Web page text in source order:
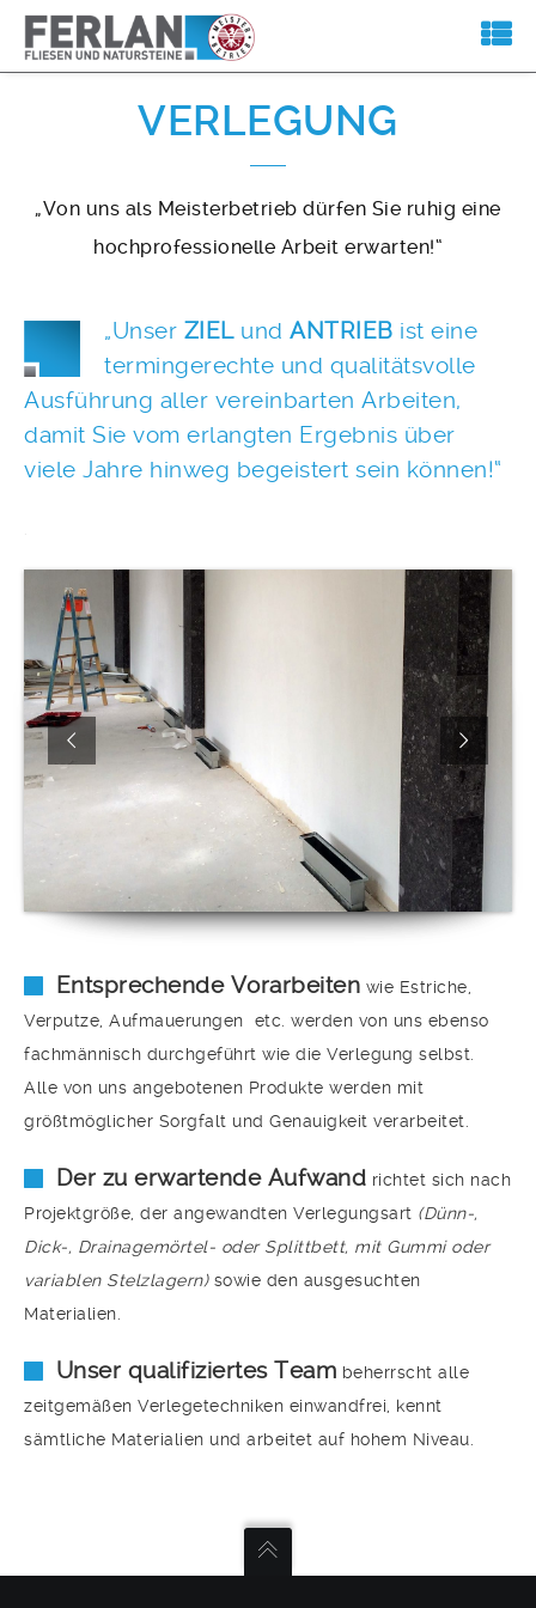
VERLEGUNG
„Von uns als Meisterbetrieb dürfen Sie ruhig eine
hochprofessionelle Arbeit erwarten!“
„Unser ZIELund ANTRIEB ist eine
termingerechte und qualitätsvolle
Ausführung aller vereinbarten Arbeiten,
damit Sie vom erlangten Ergebnis über
viele Jahre hinweg begeistert sein können!“
Entsprechende Vorarbeiten wie Estriche,
Verputze, Aufmauerungen etc. werden von uns ebenso
fachmännisch durchgeführt wie die Verlegung selbst.
Alle von uns angebotenen Produkte werden mit
größtmöglicher Sorgfalt und Genauigkeit verarbeitet.
Der zu erwartende Aufwand richtet sich nach
Projektgröße, der angewandten Verlegungsart (Dünn-,
Dick-, Drainagemörtel- oder Splittbett, mit Gummi oder
variablen Stelzlagern) sowie den ausgesuchten
Materialien.
Unser qualifiziertes Team beherrscht alle
zeitgemäßen Verlegetechniken einwandfrei, kennt
sämtliche Materialien und arbeitet auf hohem Niveau.